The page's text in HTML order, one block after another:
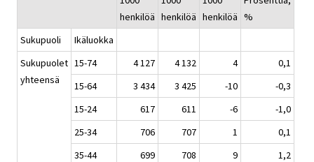
henkilöä henkilöä henkilöä %
Sukupuoli
Ikäluokka
Sukupuolet
yhteensä
15-74 4 127 4 132 4
0,1
15-64
3 434 3 425 -10
-0,3
15-24
617 611 -6
-1,0
25-34
706 707 1
0,1
35-44
699 708 9
1,2